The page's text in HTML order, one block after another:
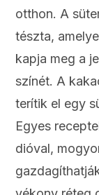
otthon. A
tészta,
kapja meg a
színét. A
terítik el egy
Egyes
dióval,